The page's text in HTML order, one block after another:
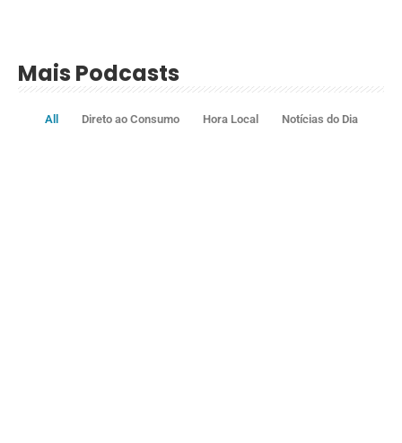
Mais Podcasts
All Direto ao Consumo Hora Local Notícias do Dia